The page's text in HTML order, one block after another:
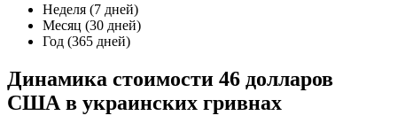
Неделя (7 дней)
Месяц (30 дней)
Год (365 дней)
Динамика стоимости 46 долларов
США в украинских гривнах